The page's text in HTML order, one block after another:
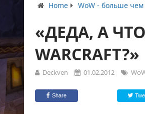
Home WoW - больше чем
«ДЕДА, А ЧТО
WARCRAFT?»
Deckven 01.02.2012
Share